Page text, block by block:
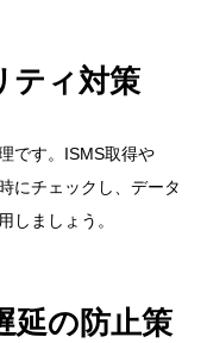
ティ対策
です。ISMS取得や
にチェックし、データ
しましょう。
延の防止策